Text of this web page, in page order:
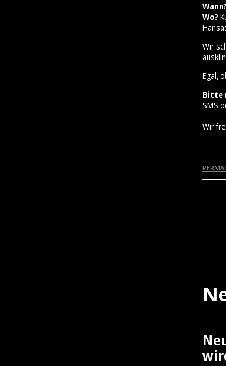
Wann?
Wo?
Wir
Egal,
Bitte
SMS
Wir